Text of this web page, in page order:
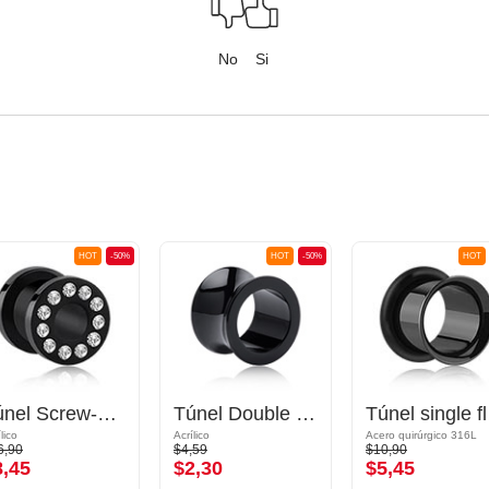
No Si
-50%
HOT
Túnel Screw-on (acrílico, negro) con brillantes
-50%
HOT
Túnel Double flared (acrílico, varios colores)
Acrílico
$4,59
$2,30
HOT
Acero quirúrgico 316L
$10,90
$5,45